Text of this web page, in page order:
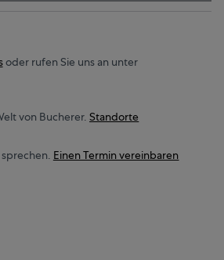
oder rufen Sie uns an unter
von Bucherer. Standorte
Einen Termin vereinbaren